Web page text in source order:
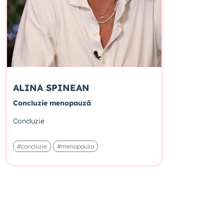
ALINA SPINEAN
Concluzie menopauză
Concluzie
#concluzie #menopauza